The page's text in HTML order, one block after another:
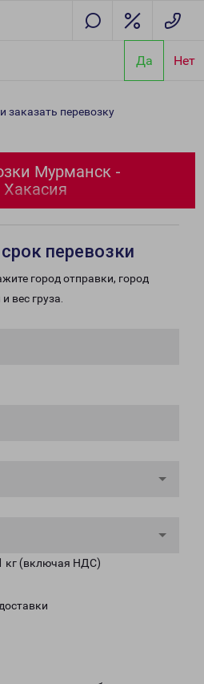
Да Нет
заказать перевозку
Мурманск -
перевозки
город отправки, город
вес груза.
кг (включая НДС)